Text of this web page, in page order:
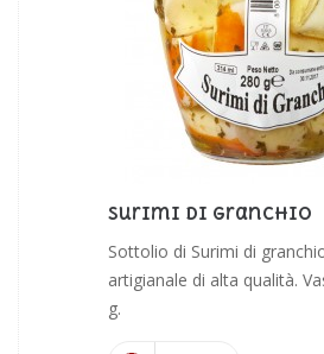
Surimi Di Granchio
Sottolio di Surimi di
artigianale di alta qualità.
g.